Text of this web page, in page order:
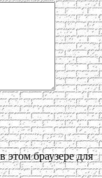
этом браузере для